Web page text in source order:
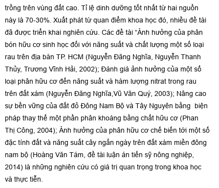
trồng trên vùng đất cao. Tỉ lệ dinh dưỡng tốt nhất từ hai nguồn
này là 70-30%. Xuất phát từ quan điểm khoa học đó, nhiều đề tài
đã được triển khai nghiên cứu. Các đề tài “Ảnh hưởng của phân
bón hữu cơ sinh học đối với năng suất và chất lượng một số loại
rau trên địa bàn TP. HCM (Nguyễn Đăng Nghĩa, Nguyễn Thanh
Thủy, Trương Vĩnh Hải, 2002); Đánh giá ảnh hưởng của một số
loại phân hữu cơ đến năng suất và hàm lượng nitrat trong rau
trên đất xám (Nguyễn Đăng Nghĩa,Vũ Văn Quý, 2003); Nâng cao
sự bền vững của đất đỏ Đông Nam Bộ và Tây Nguyên bằng biện
pháp thay thế một phần phân khoáng bằng chất hữu cơ (Phan
Thị Công, 2004); Ảnh hưởng của phân hữu cơ chế biến tới một số
đặc tính đất và năng suất cây ngắn ngày trên đất xám miền đông
nam bộ (Hoàng Văn Tám, đề tài luận án tiến sỹ nông nghiệp,
2014) là những nghiên cứu có giá trị quan trọng trong khoa học
và thực tiễn.